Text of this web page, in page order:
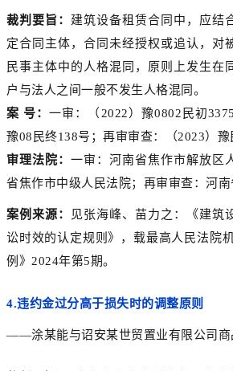
裁判要旨： 建筑设备租赁合同中，应结
定合同主体，合同未经授权或追认，对
民事主体中的人格混同，原则上发生在
户与法人之间一般不发生人格混同。
案 号：一审：（2022）豫0802民初
豫08民终138号；再审审查：（2023）豫
审理法院：一审：河南省焦作市解放区
省焦作市中级人民法院；再审审查：河
案例来源：
见张海峰、苗力之：《建筑
讼时效的认定规则》，载最高人民法院
例》2024年第5期。
4.违约金过分高于损失时的调整原则
——涂某能与诏安某世贸置业有限公司商